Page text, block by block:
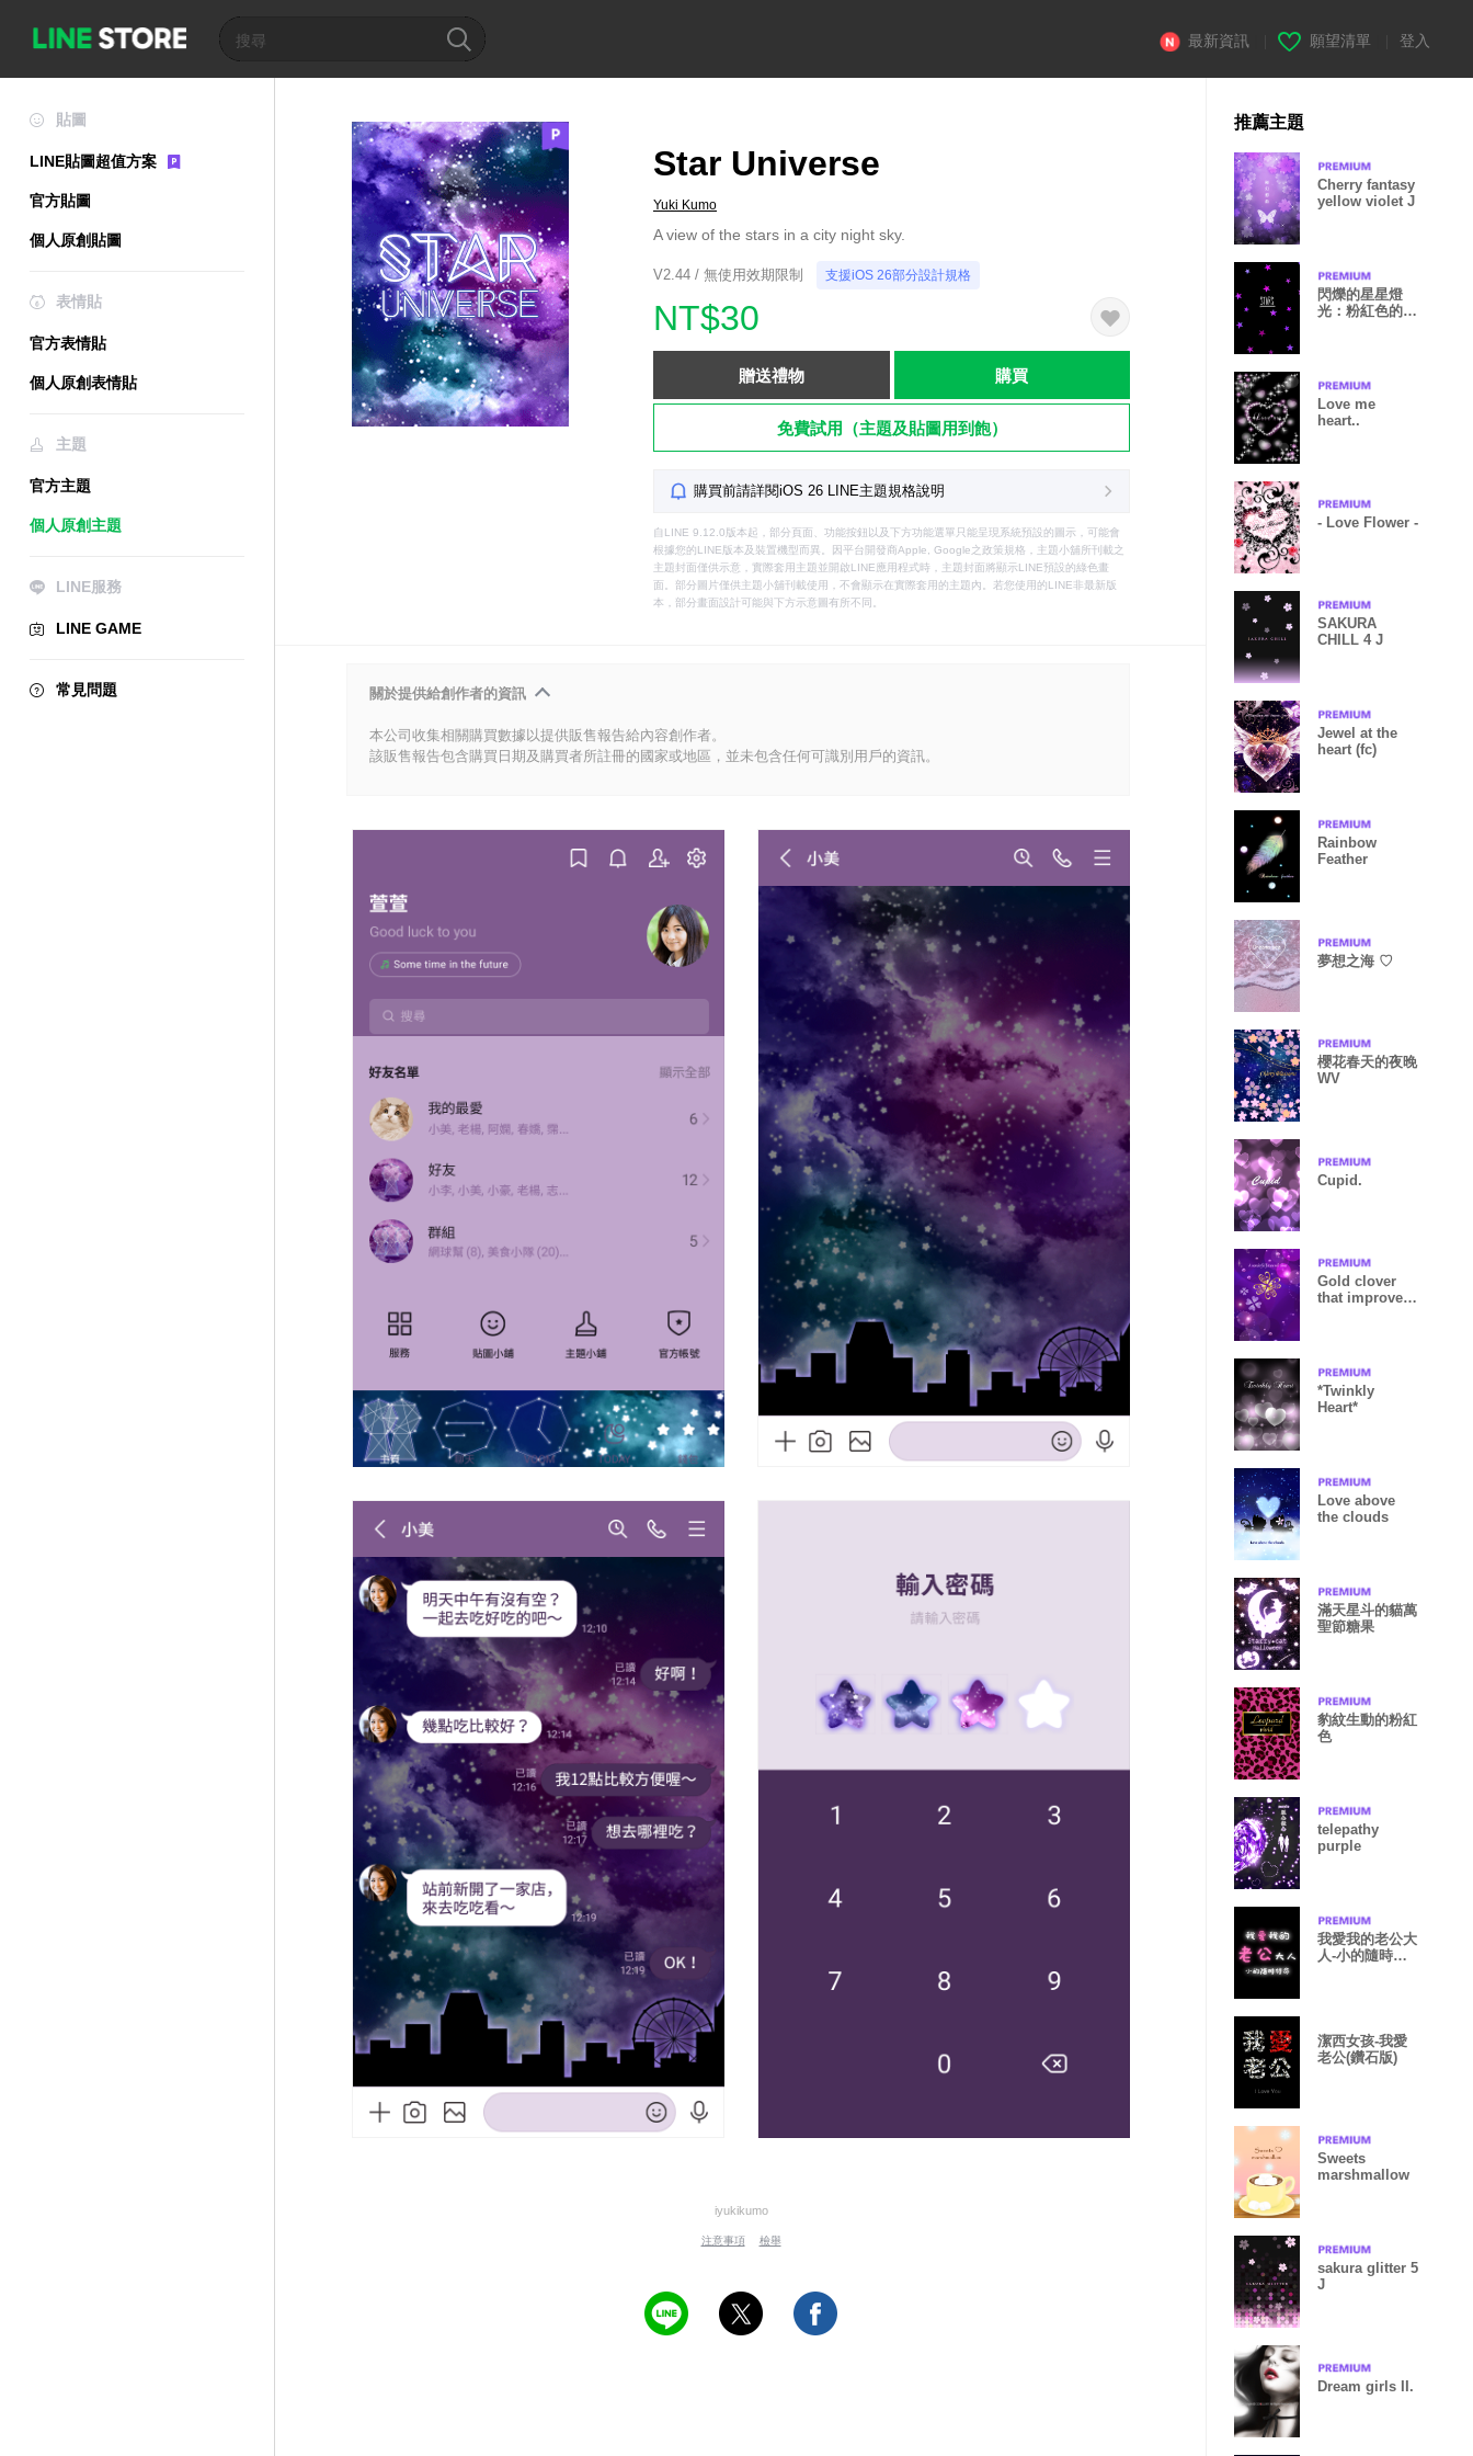
最新資訊 願望清單 登入
貼圖
LINE貼圖超值方案
官方貼圖
個人原創貼圖
表情貼
官方表情貼
個人原創表情貼
主題
官方主題
個人原創主題
LINE服務
LINE GAME
常見問題
Star Universe
Yuki Kumo
A view of the stars in a city night sky.
V2.44 / 無使用效期限制 支援iOS 26部分設計規格
NT$30
贈送禮物 購買
免費試用（主題及貼圖用到飽）
購買前請詳閱iOS 26 LINE主題規格說明
自LINE 9.12.0版本起，部分頁面、功能按鈕以及下方功能選單只能呈現系統預設的圖示，可能會
根據您的LINE版本及裝置機型而異。因平台開發商Apple, Google之政策規格，主題小舖所刊載之
主題封面僅供示意，實際套用主題並開啟LINE應用程式時，主題封面將顯示LINE預設的綠色畫
面。部分圖片僅供主題小舖刊載使用，不會顯示在實際套用的主題內。若您使用的LINE非最新版
本，部分畫面設計可能與下方示意圖有所不同。
關於提供給創作者的資訊
本公司收集相關購買數據以提供販售報告給內容創作者。
該販售報告包含購買日期及購買者所註冊的國家或地區，並未包含任何可識別用戶的資訊。
iyukikumo
注意事項 檢舉
推薦主題
Cherry fantasy
yellow violet J
閃爍的星星燈
光：粉紅色的黑
Love me
heart..
- Love Flower -
SAKURA
CHILL 4 J
Jewel at the
heart (fc)
Rainbow
Feather
夢想之海 ♡
櫻花春天的夜晚
WV
Cupid.
Gold clover
that improves
*Twinkly
Heart*
Love above
the clouds
滿天星斗的貓萬
聖節糖果
豹紋生動的粉紅
色
telepathy
purple
我愛我的老公大
人-小的隨時待
潔西女孩-我愛
老公(鑽石版)
Sweets
marshmallow
sakura glitter 5
J
Dream girls II.